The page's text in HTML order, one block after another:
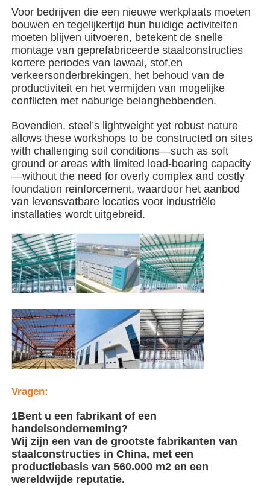
Stalen structuurgebouw
Workshop staalconstructies
staalconstructie magazijn
Schuur voor staalconstructies
Zware Staalstructuur
stalen structuurkantoor
Staalconstructie met meerdere verdiepingen
Openbare Stalen Gebouw
Commerciële staalstructuur
Voor bedrijven die een nieuwe werkplaats moeten
bouwen en tegelijkertijd hun huidige activiteiten
moeten blijven uitvoeren, betekent de snelle
montage van geprefabriceerde staalconstructies
kortere periodes van lawaai, stof,en
verkeersonderbrekingen, het behoud van de
productiviteit en het vermijden van mogelijke
conflicten met naburige belanghebbenden.
Bovendien, steel’s lightweight yet robust nature
allows these workshops to be constructed on sites
with challenging soil conditions—such as soft
ground or areas with limited load-bearing capacity
—without the need for overly complex and costly
foundation reinforcement, waardoor het aanbod
van levensvatbare locaties voor industriële
installaties wordt uitgebreid.
Vragen:
1Bent u een fabrikant of een
handelsonderneming?
Wij zijn een van de grootste fabrikanten van
staalconstructies in China, met een
productiebasis van 560.000 m2 en een
wereldwijde reputatie.